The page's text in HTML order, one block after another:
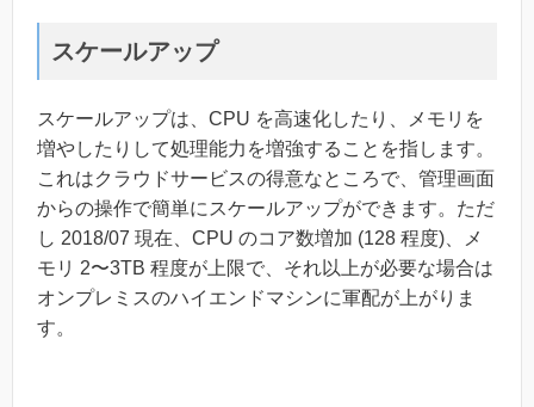
スケールアップ
スケールアップは、CPU を高速化したり、メモリを
増やしたりして処理能力を増強することを指します。
これはクラウドサービスの得意なところで、管理画面
からの操作で簡単にスケールアップができます。ただ
し 2018/07 現在、CPU のコア数増加 (128 程度)、メ
モリ 2〜3TB 程度が上限で、それ以上が必要な場合は
オンプレミスのハイエンドマシンに軍配が上がりま
す。